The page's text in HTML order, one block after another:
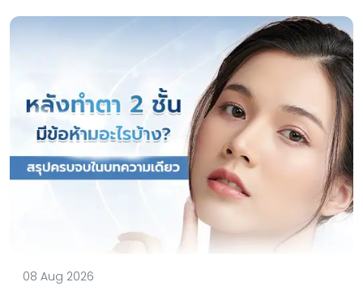
08 Aug 2026